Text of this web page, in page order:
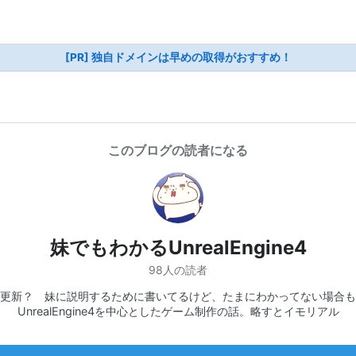
[PR] 独自ドメインは早めの取得がおすすめ！
このブログの読者になる
妹でもわかるUnrealEngine4
98人の読者
新？ 妹に説明するために書いてるけど、たまにわかってない場合
UnrealEngine4を中心としたゲーム制作の話。略すとイモリアル